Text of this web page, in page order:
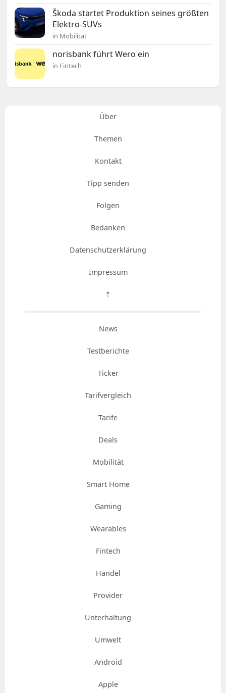
Škoda startet Produktion seines größten
Elektro-SUVs
in Mobilität
norisbank führt Wero ein
in Fintech
Über
Themen
Kontakt
Tipp senden
Folgen
Bedanken
Datenschutzerklärung
Impressum
⇡
News
Testberichte
Ticker
Tarifvergleich
Tarife
Deals
Mobilität
Smart Home
Gaming
Wearables
Fintech
Handel
Provider
Unterhaltung
Umwelt
Android
Apple